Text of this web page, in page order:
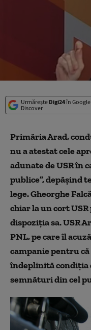
Urmărește Digi24în Google
Discover
Primăria Arad,
nu a atestat cele
adunate de USR în
publice”, depăşind
lege. Gheorghe
chiar la un cort
dispoziţia sa. USR
PNL, pe care îl
campanie pentru
îndeplinită condiţia
semnături din cel